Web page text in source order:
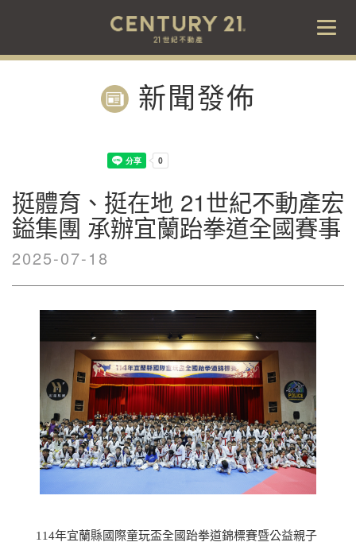
新聞發佈
挺體育、挺在地 21世紀不動產宏
鎰集團 承辦宜蘭跆拳道全國賽事
2025-07-18
114年宜蘭縣國際童玩盃全國跆拳道錦標賽暨公益親子